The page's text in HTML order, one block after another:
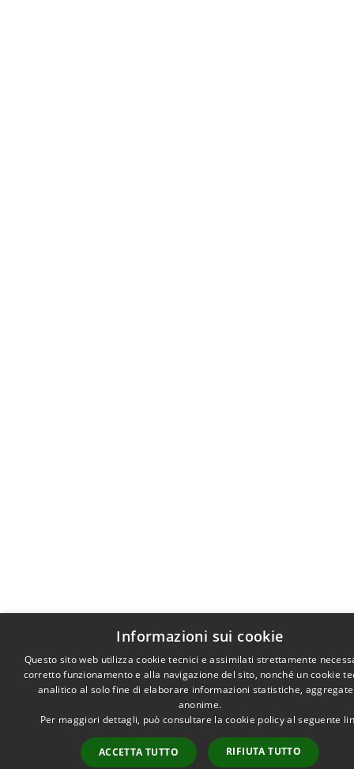
Informazioni sui cookie
Questo sito web utilizza cookie tecnici e assimilati strettamente
corretto funzionamento e alla navigazione del sito, nonché un cookie
analitico al solo fine di elaborare informazioni statistiche,
anonime.
Per maggiori dettagli, può consultare la cookie policy al seguente
ACCETTA TUTTO RIFIUTA TUTTO